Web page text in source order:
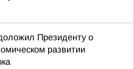
Президенту о
развитии